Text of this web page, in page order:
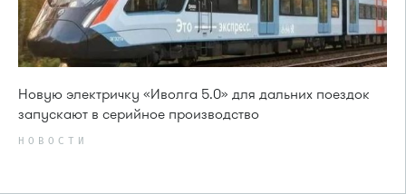
Новую электричку «Иволга 5.0» для дальних поездок
запускают в серийное производство
НОВОСТИ